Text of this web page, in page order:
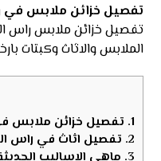
تفصيل خزائن ملابس في
تفصيل خزائن ملابس راس
الملابس والاثاث وكبتات
1. تفصيل خزائن ملابس
2. تفصيل اثاث في راس